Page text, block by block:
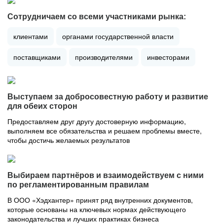
Сотрудничаем со всеми участниками рынка:
клиентами органами государственной власти
поставщиками производителями инвесторами
Выступаем за добросовестную работу и развитие
для обеих сторон
Предоставляем друг другу достоверную информацию,
выполняем все обязательства и решаем проблемы вместе,
чтобы достичь желаемых результатов
Выбираем партнёров и взаимодействуем с ними
по регламентированным правилам
В ООО «Хэдхантер» принят ряд внутренних документов,
которые основаны на ключевых нормах действующего
законодательства и лучших практиках бизнеса